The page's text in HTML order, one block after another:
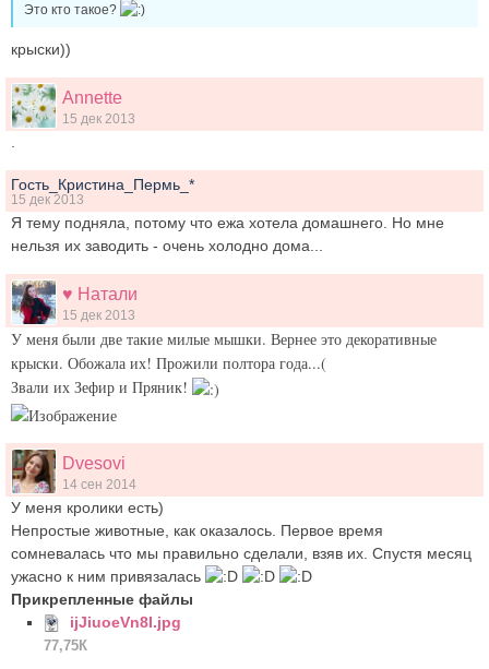
Это кто такое?
крыски))
Annette
15 дек 2013
Гость_Кристина_Пермь_*
15 дек 2013
Я тему подняла, потому что ежа хотела домашнего. Но мне
нельзя их заводить - очень холодно дома...
♥ Натали
15 дек 2013
У меня были две такие милые мышки. Вернее это декоративные
крыски. Обожала их! Прожили полтора года...(
Звали их Зефир и Пряник!
Dvesovi
14 сен 2014
У меня кролики есть)
Непростые животные, как оказалось. Первое время
сомневалась что мы правильно сделали, взяв их. Спустя месяц
ужасно к ним привязалась
Прикрепленные файлы
ijJiuoeVn8I.jpg
77,75К